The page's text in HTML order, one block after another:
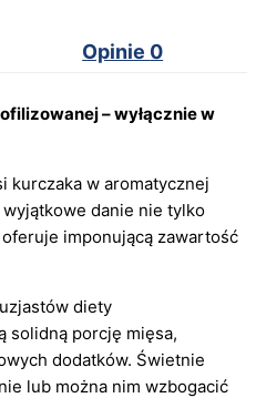
Opinie 0
– wyłącznie w
kurczaka w aromatycznej
wyjątkowe danie nie tylko
imponującą zawartość
diety
solidną porcję mięsa,
dodatków. Świetnie
lub można nim wzbogacić